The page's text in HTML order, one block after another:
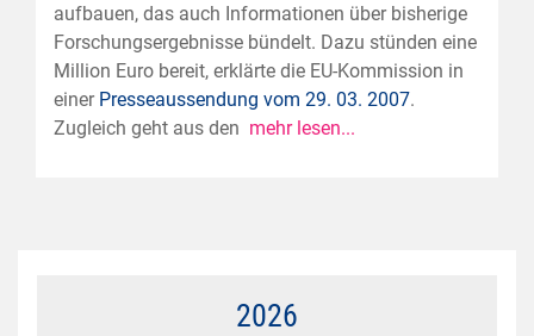
aufbauen, das auch Informationen über bisherige
Forschungsergebnisse bündelt. Dazu stünden eine
Million Euro bereit, erklärte die EU-Kommission in
einer Presseaussendung vom 29. 03. 2007.
Zugleich geht aus den mehr lesen...
2026